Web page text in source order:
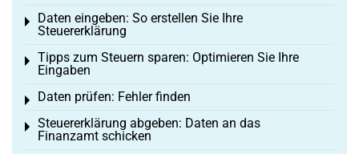
Daten eingeben: So erstellen Sie Ihre
Steuererklärung
Toggle menu
Tipps zum Steuern sparen: Optimieren Sie Ihre
Eingaben
Toggle menu
Daten prüfen: Fehler finden
Toggle menu
Steuererklärung abgeben: Daten an das
Finanzamt schicken
Toggle menu